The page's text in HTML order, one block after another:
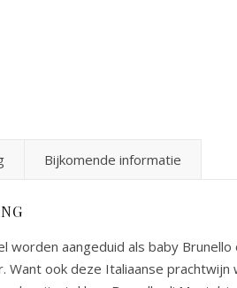
Bijkomende informatie
worden aangeduid als baby
Want ook deze Italiaanse